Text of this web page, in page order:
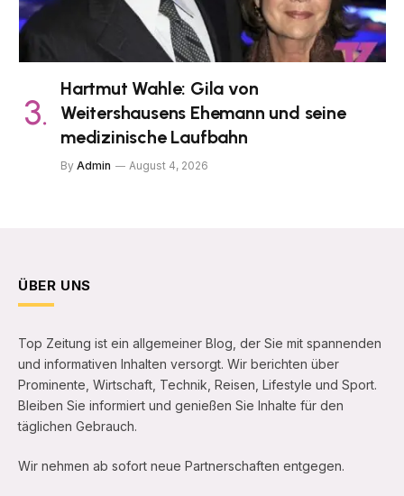
Hartmut Wahle: Gila von
Weitershausens Ehemann und seine
medizinische Laufbahn
By Admin August 4, 2026
ÜBER UNS
Top Zeitung ist ein allgemeiner Blog, der Sie mit spannenden
und informativen Inhalten versorgt. Wir berichten über
Prominente, Wirtschaft, Technik, Reisen, Lifestyle und Sport.
Bleiben Sie informiert und genießen Sie Inhalte für den
täglichen Gebrauch.
Wir nehmen ab sofort neue Partnerschaften entgegen.